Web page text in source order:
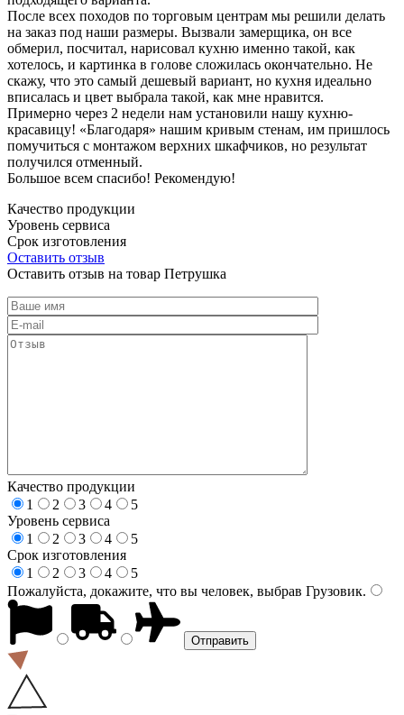
После всех походов по торговым центрам мы решили делать
на заказ под наши размеры. Вызвали замерщика, он все
обмерил, посчитал, нарисовал кухню именно такой, как
хотелось, и картинка в голове сложилась окончательно. Не
скажу, что это самый дешевый вариант, но кухня идеально
вписалась и цвет выбрала такой, как мне нравится.
Примерно через 2 недели нам установили нашу кухню-
красавицу! «Благодаря» нашим кривым стенам, им пришлось
помучиться с монтажом верхних шкафчиков, но результат
получился отменный.
Большое всем спасибо! Рекомендую!
Качество продукции
Уровень сервиса
Срок изготовления
Оставить отзыв
Оставить отзыв на товар Петрушка
Качество продукции
1
2 3 4
5
Уровень сервиса
1
2 3 4
5
Срок изготовления
1
2 3 4
5
Пожалуйста, докажите, что вы человек, выбрав Грузовик.